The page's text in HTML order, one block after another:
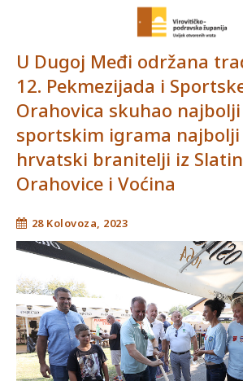
U Dugoj Međi održana
12. Pekmezijada i
Orahovica skuhao
sportskim igrama
hrvatski branitelji iz
Orahovice i Voćina
28 Kolovoza, 2023